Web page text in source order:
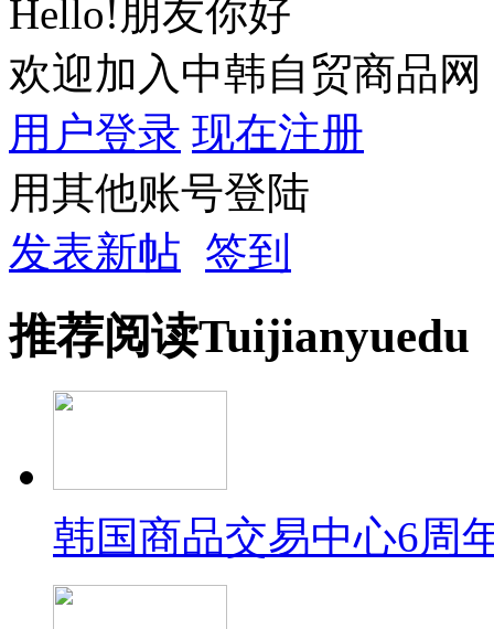
Hello!朋友你好
欢迎加入中韩自贸商品网
用户登录 现在注册
用其他账号登陆
发表新帖 签到
推荐阅读Tuijianyuedu
韩国商品交易中心6周